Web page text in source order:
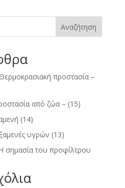
Αναζήτηση
προστασία –
από ζώα – (15)
(14)
υγρών (13)
σημασία του προφίλτρου